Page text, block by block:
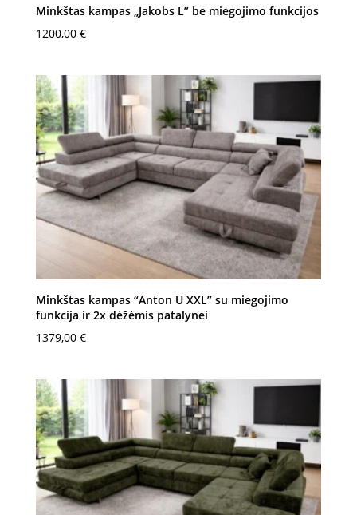
Minkštas kampas „Jakobs L” be miegojimo funkcijos
1200,00 €
Minkštas kampas “Anton U XXL” su miegojimo
funkcija ir 2x dėžėmis patalynei
1379,00 €